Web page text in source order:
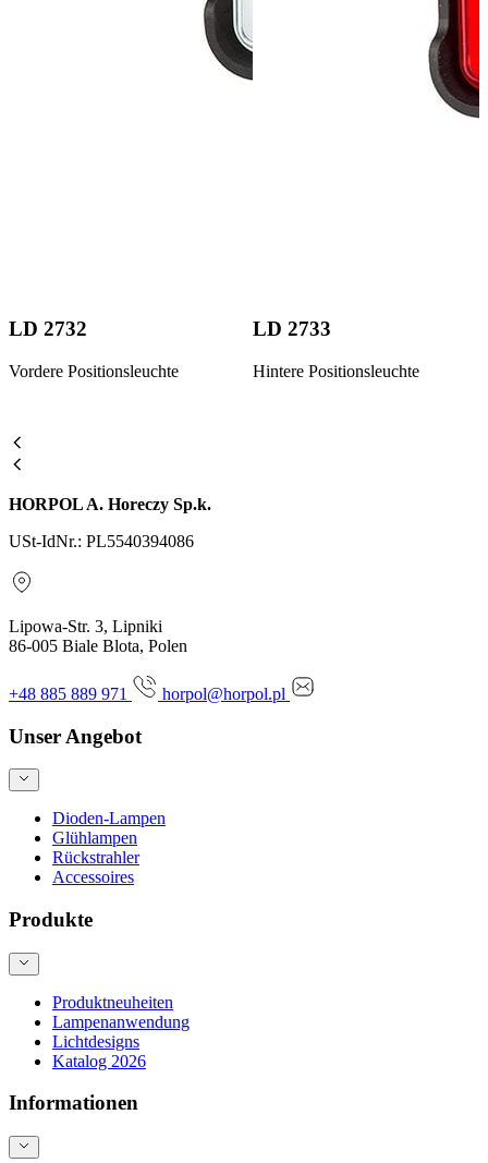
LD 2732
Vordere Positionsleuchte
LD 2733
Hintere Positionsleuchte
HORPOL A. Horeczy Sp.k.
USt-IdNr.: PL5540394086
Lipowa-Str. 3, Lipniki
86-005 Biale Blota, Polen
+48 885 889 971 horpol@horpol.pl
Unser Angebot
Dioden-Lampen
Glühlampen
Rückstrahler
Accessoires
Produkte
Produktneuheiten
Lampenanwendung
Lichtdesigns
Katalog 2026
Informationen